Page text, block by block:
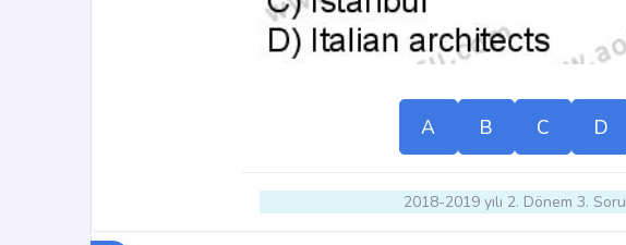
A B C D
2018-2019 yılı 2. Dönem 3. Soru